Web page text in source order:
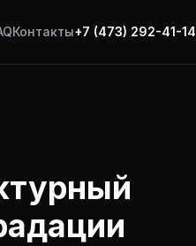
Контакты+7 (473) 292-41-14